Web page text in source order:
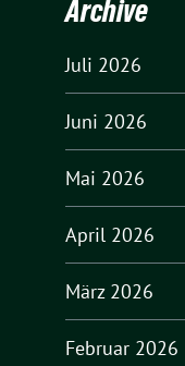
Archive
Juli 2026
Juni 2026
Mai 2026
April 2026
März 2026
Februar 2026